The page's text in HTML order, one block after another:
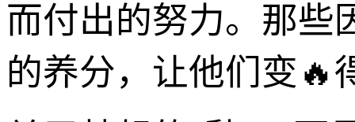
而付出的努力。那些
的养分，让他们变🔥